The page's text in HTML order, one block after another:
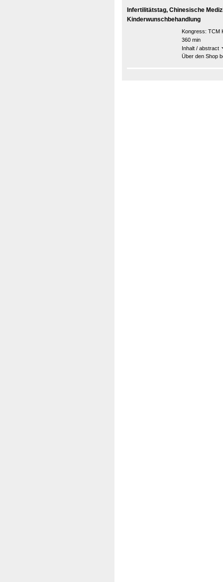
Infertilitätstag, Chinesische
Kinderwunschbehandlung
Kongress: TCM
360 min
Inhalt / abstract
Über den Shop